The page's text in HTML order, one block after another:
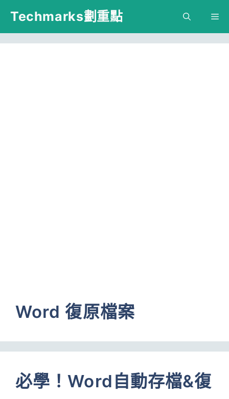
跳
主
Techmarks劃重點
Word 復原檔案
必學！Word自動存檔&復